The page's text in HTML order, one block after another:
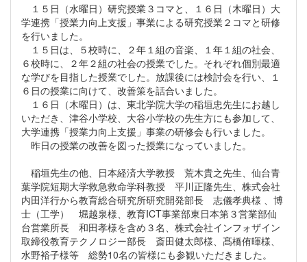
１５日（水曜日）研究授業３コマと、１６日（木曜日）大
学連携「授業力向上支援」事業による研究授業２コマと研修
を行いました。
１５日は、５校時に、２年１組の音楽、１年１組の社会、
６校時に、２年２組の社会の授業でした。それぞれ個別最適
な学びを目指した授業でした。放課後には検討会を行い、１
６日の授業に向けて、改善策を話合いました。
１６日（木曜日）は、東北学院大学の稲垣忠先生にお越し
いただき、津谷小学校、大谷小学校の先生方にも参加して、
大学連携「授業力向上支援」事業の研修会も行いました。
昨日の授業の改善を図った授業になっていました。
稲垣先生の他、日本経済大学教授 荒木貴之先生、仙台青
葉学院短期大学救急救命学科教授 平川正隆先生、株式会社
内田洋行から教育総合研究所研究開発部長 志儀孝典様 、博
士（工学） 堀越泉様、教育ICT事業部東日本第３営業部仙
台営業所長 和田孝様を含め３名、株式会社インフォザイン
取締役教育テクノロジー部長 斎田健太郎様、髙橋侑暉様、
水野裕子様等 総勢10名の皆様にも参観いただきました。